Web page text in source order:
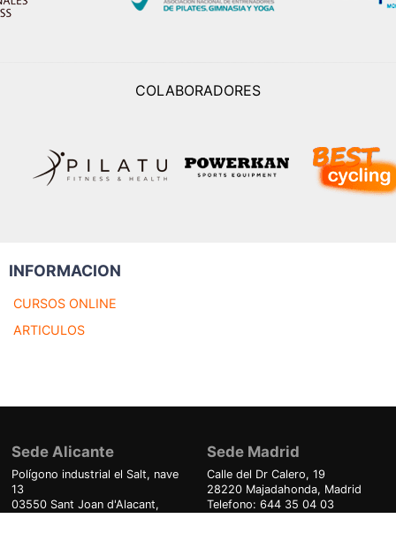
COLABORADORES
INFORMACION
CURSOS ONLINE
ARTICULOS
Sede Alicante
Polígono industrial el Salt, nave
13
03550 Sant Joan d'Alacant,
Sede Madrid
Calle del Dr Calero, 19
28220 Majadahonda, Madrid
Telefono: 644 35 04 03